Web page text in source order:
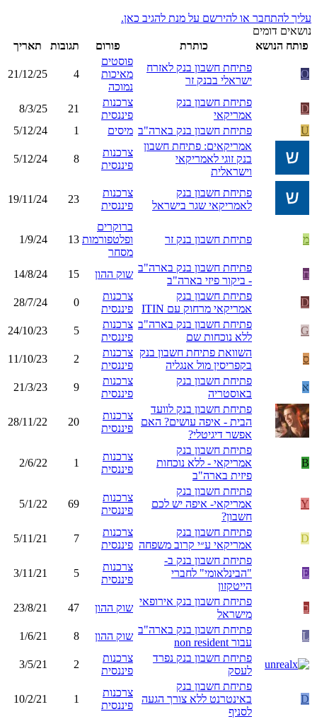
עליך להתחבר או להירשם על מנת להגיב כאן.
נושאים דומים
פותח הנושא
כותרת פורום תגובות תאריך
O
פתיחת חשבון בנק לאזרח
ישראלי בבנק זר
פוסטים
מאיכות
נמוכה
4
21/12/25
D
פתיחת חשבון בנק
אמריקאי
צרכנות
פיננסית
21
8/3/25
U
פתיחת חשבון בנק בארה"ב מיסים 1
5/12/24
אמריקאים: פתיחת חשבון
בנק זוגי לאמריקאי
וישראלית
צרכנות
פיננסית
8
5/12/24
פתיחת חשבון בנק
לאמריקאי שגר בישראל
צרכנות
פיננסית
23
19/11/24
מ פתיחת חשבון בנק זר
ברוקרים
ופלטפורמות
מסחר
13
1/9/24
ח
פתיחת חשבון בנק בארה"ב
- ביקור פיזי בארה"ב
שוק ההון 15
14/8/24
D
פתיחת חשבון בנק
אמריקאי מרחוק עם ITIN
צרכנות
פיננסית
0
28/7/24
G
פתיחת חשבון בנק בארה"ב
ללא נוכחות שם
צרכנות
פיננסית
5
24/10/23
ס
השוואת פתיחת חשבון בנק
בקפריסין מול אנגליה
צרכנות
פיננסית
2
11/10/23
א
פתיחת חשבון בנק
באוסטריה
צרכנות
פיננסית
9
21/3/23
פתיחת חשבון בנק לוועד
הבית - איפה עושים? האם
אפשר דיגיטלי?
צרכנות
פיננסית
20
28/11/22
B
פתיחת חשבון בנק
אמריקאי - ללא נוכחות
פיזית בארה"ב
צרכנות
פיננסית
1
2/6/22
Y
פתיחת חשבון בנק
אמריקאי- איפה יש לכם
חשבון?
צרכנות
פיננסית
69
5/1/22
D
פתיחת חשבון בנק
אמריקאי ע״י קרוב משפחה
צרכנות
פיננסית
7
5/11/21
E
פתיחת חשבון בנק ב-
"הבינלאומי" לחברי
הייטקזון
צרכנות
פיננסית
5
3/11/21
ב
פתיחת חשבון בנק אירופאי
מישראל
שוק ההון 47
23/8/21
L
פתיחת חשבון בנק בארה"ב
עבור non resident
שוק ההון 8
1/6/21
פתיחת חשבון בנק נפרד
לעסק
צרכנות
פיננסית
2
3/5/21
D
פתיחת חשבון בנק
באינטרנט ללא צורך הגעה
לסניף
צרכנות
פיננסית
1
10/2/21